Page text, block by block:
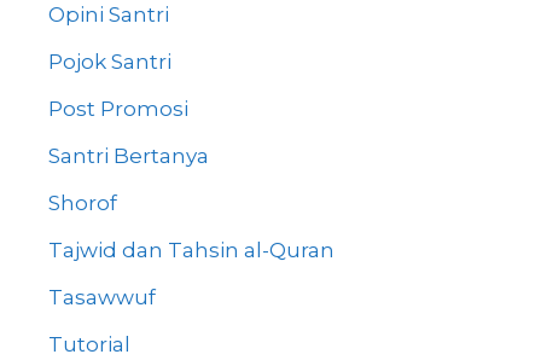
Opini Santri
Pojok Santri
Post Promosi
Santri Bertanya
Shorof
Tajwid dan Tahsin al-Quran
Tasawwuf
Tutorial